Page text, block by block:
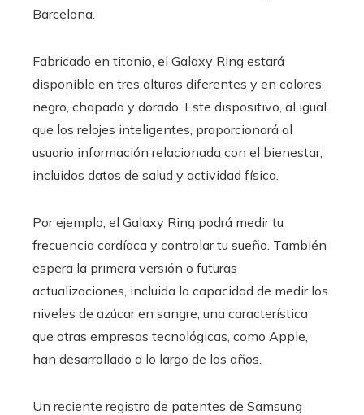
Barcelona.
Fabricado en titanio, el Galaxy Ring estará
disponible en tres alturas diferentes y en colores
negro, chapado y dorado. Este dispositivo, al igual
que los relojes inteligentes, proporcionará al
usuario información relacionada con el bienestar,
incluidos datos de salud y actividad física.
Por ejemplo, el Galaxy Ring podrá medir tu
frecuencia cardíaca y controlar tu sueño. También
espera la primera versión o futuras
actualizaciones, incluida la capacidad de medir los
niveles de azúcar en sangre, una característica
que otras empresas tecnológicas, como Apple,
han desarrollado a lo largo de los años.
Un reciente registro de patentes de Samsung